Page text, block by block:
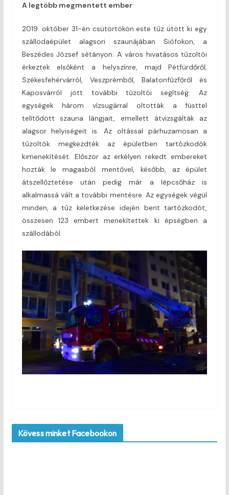
A legtöbb megmentett ember
2019. október 31-én csütörtökön este tűz ütött ki egy
szállodaépület alagsori szaunájában Siófokon, a
Beszédes József sétányon. A város hivatásos tűzoltói
érkeztek elsőként a helyszínre, majd Pétfürdőről,
Székesfehérvárról, Veszprémből, Balatonfűzfőről és
Kaposvárról jött további tűzoltói segítség. Az
egységek három vízsugárral oltották a füsttel
telítődött szauna lángjait, emellett átvizsgálták az
alagsor helyiségeit is. Az oltással párhuzamosan a
tűzoltók megkezdték az épületben tartózkodók
kimenekítését. Először az erkélyen rekedt embereket
hozták le magasból mentővel, később, az épület
átszellőztetése után pedig már a lépcsőház is
alkalmassá vált a további mentésre. Az egységek végül
minden, a tűz keletkezése idején bent tartózkodót,
összesen 123 embert menekítettek ki épségben a
szállodából.
Kövess minket Facebookon